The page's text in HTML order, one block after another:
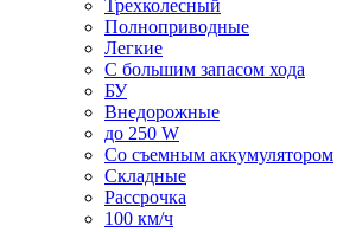
Трехколесный
Полноприводные
Легкие
С большим запасом хода
БУ
Внедорожные
до 250 W
Со съемным аккумулятором
Складные
Рассрочка
100 км/ч